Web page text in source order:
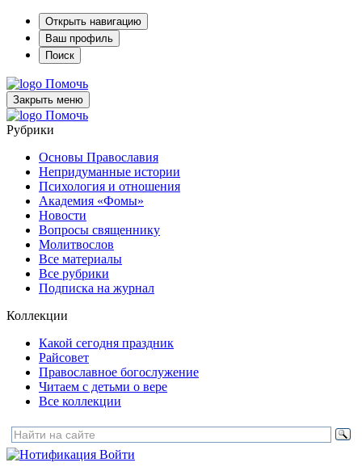
Открыть навигацию
Ваш профиль
Поиск
Помочь
Закрыть меню
Помочь
Рубрики
Основы Православия
Непридуманные истории
Психология и отношения
Академия «Фомы»
Новости
Вопросы священнику
Молитвослов
Все материалы
Все рубрики
Подписка на журнал
Коллекции
Какой сегодня праздник
Райсовет
Православное богослужение
Читаем с детьми о вере
Все коллекции
Войти